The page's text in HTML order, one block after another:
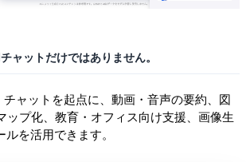
ットだけではありません。
ャットを起点に、動画・音声の要約、図
ップ化、教育・オフィス向け支援、画像生
を活用できます。